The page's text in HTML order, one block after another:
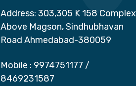
Address: 303,305 K 158 Complex
Above Magson, Sindhubhavan
Road Ahmedabad-380059
Mobile : 9974751177 /
8469231587